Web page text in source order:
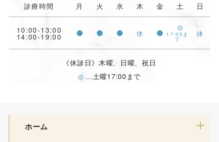
診療時間 月 火 水 木 金 土 日
10:00-13:00
14:00-19:00 休 17:00ま
で
休
《休診日》木曜、日曜、祝日
…土曜17:00まで
ホーム